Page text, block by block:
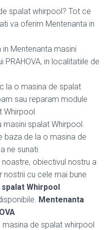
spalat whirpool? Tot ce
va oferim Mentenanta in
Mentenanta masini
in localitatiile de
la o masina de spalat
sau reparam module
Whirpool
spalat Whirpool.
baza de la o masina de
ne sunati.
obiectivul nostru a
cu cele mai bune
Whirpool
Mentenanta
de spalat whirpool